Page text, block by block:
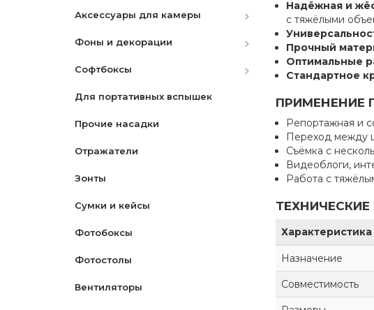
Объективы для Nikon
Объективы для Sony
Камеры Fujifilm
Объективы для Fujifilm
Объективы L-Mount
Камеры DJI
Держатели фонов
Стойки
Крепеж
Система рельс
Аксессуары для камеры
Фильтры
UV | Защитный
CPL-Поляризационный
ND-Нейтрально Серый
Градиентные
Чехлы
Макро
Наборы
Star- Звездный
Штативы ( Триподы )
Моноподы
Наборы для чистки
Сумки для камер
Карты памяти
Крышки для объективов
Пульты
Переходные кольца
Аккумуляторы
Фоны и декорации
Бумажные
Матерчатые
Переносные
PVC
Софтбоксы
Октобоксы
Для портативных вспышек
Прочие насадки
Отражатели
Зонты
Сумки и кейсы
Фотобоксы
Фотостолы
Вентиляторы
Надёжная и
с тяжёлыми
Прочный
Оптимальные
Стандартное
ПРИМЕНЕНИЕ
Репортажная и
Переход между
Съёмка с
Видеоблоги,
Работа с
Характеристика
Назначение
Совместимость